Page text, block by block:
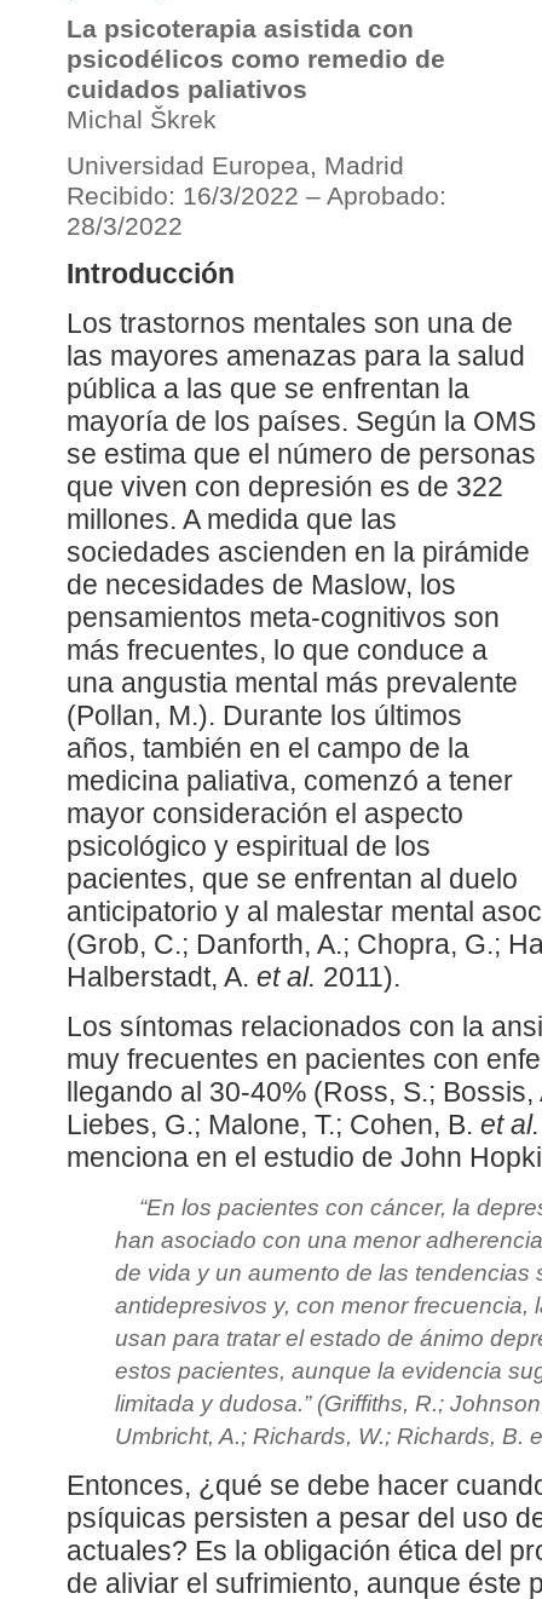
La psicoterapia asistida con
psicodélicos como remedio de
cuidados paliativos
Michal Škrek
Universidad Europea, Madrid
Recibido: 16/3/2022 – Aprobado:
28/3/2022
Introducción
Los trastornos mentales son una de
las mayores amenazas para la salud
pública a las que se enfrentan la
mayoría de los países. Según la OMS
se estima que el número de personas
que viven con depresión es de 322
millones. A medida que las
sociedades ascienden en la pirámide
de necesidades de Maslow, los
pensamientos meta-cognitivos son
más frecuentes, lo que conduce a
una angustia mental más prevalente
(Pollan, M.). Durante los últimos
años, también en el campo de la
medicina paliativa, comenzó a tener
mayor consideración el aspecto
psicológico y espiritual de los
pacientes, que se enfrentan al duelo
anticipatorio y al malestar mental
(Grob, C.; Danforth, A.; Chopra, G.;
Halberstadt, A. et al. 2011).
Los síntomas relacionados con la
muy frecuentes en pacientes con
llegando al 30-40% (Ross, S.;
Liebes, G.; Malone, T.; Cohen, B. et al.
menciona en el estudio de John
“En los pacientes con cáncer, la
han asociado con una menor
de vida y un aumento de las tendencias
antidepresivos y, con menor frecuencia,
usan para tratar el estado de ánimo
estos pacientes, aunque la evidencia
limitada y dudosa.” (Griffiths, R.;
Umbricht, A.; Richards, W.; Richards, B.
Entonces, ¿qué se debe hacer
psíquicas persisten a pesar del uso
actuales? Es la obligación ética del
de aliviar el sufrimiento, aunque éste